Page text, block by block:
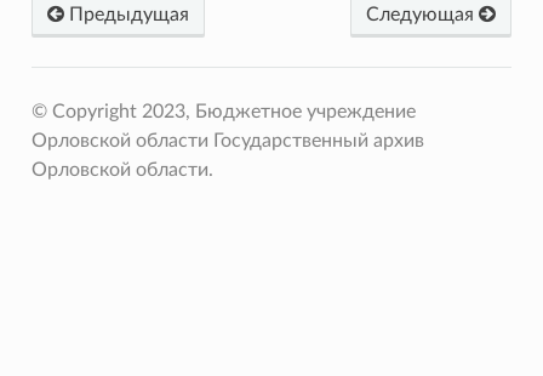
Предыдущая Следующая
© Copyright 2023, Бюджетное учреждение
Орловской области Государственный архив
Орловской области.